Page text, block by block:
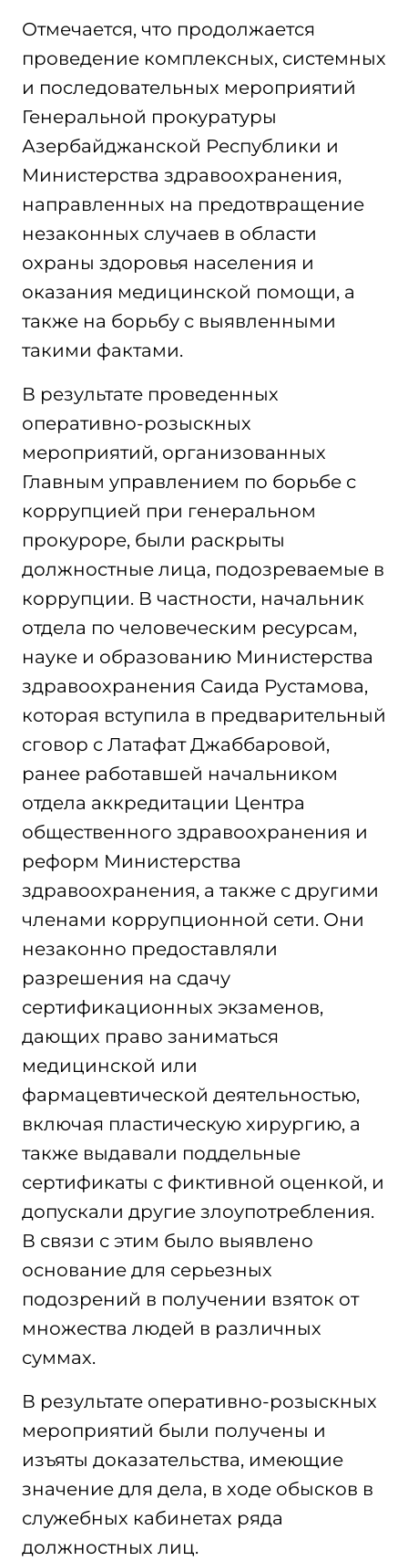
Отмечается, что продолжается
проведение комплексных, системных
и последовательных мероприятий
Генеральной прокуратуры
Азербайджанской Республики и
Министерства здравоохранения,
направленных на предотвращение
незаконных случаев в области
охраны здоровья населения и
оказания медицинской помощи, а
также на борьбу с выявленными
такими фактами.
В результате проведенных
оперативно-розыскных
мероприятий, организованных
Главным управлением по борьбе с
коррупцией при генеральном
прокуроре, были раскрыты
должностные лица, подозреваемые в
коррупции. В частности, начальник
отдела по человеческим ресурсам,
науке и образованию Министерства
здравоохранения Саида Рустамова,
которая вступила в предварительный
сговор с Латафат Джаббаровой,
ранее работавшей начальником
отдела аккредитации Центра
общественного здравоохранения и
реформ Министерства
здравоохранения, а также с другими
членами коррупционной сети. Они
незаконно предоставляли
разрешения на сдачу
сертификационных экзаменов,
дающих право заниматься
медицинской или
фармацевтической деятельностью,
включая пластическую хирургию, а
также выдавали поддельные
сертификаты с фиктивной оценкой, и
допускали другие злоупотребления.
В связи с этим было выявлено
основание для серьезных
подозрений в получении взяток от
множества людей в различных
суммах.
В результате оперативно-розыскных
мероприятий были получены и
изъяты доказательства, имеющие
значение для дела, в ходе обысков в
служебных кабинетах ряда
должностных лиц.